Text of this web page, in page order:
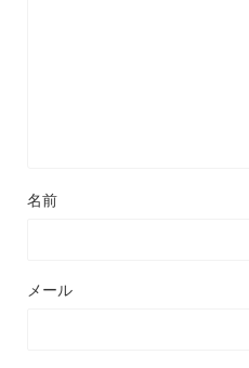
名前
メール